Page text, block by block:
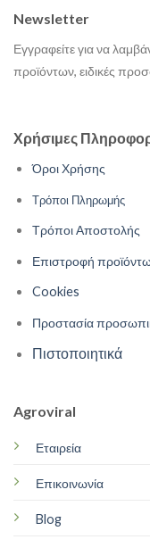
Χρήσιμες
Όροι Χρήσης
Τρόποι Πληρωμής
Τρόποι Αποστολής
Επιστροφή
Cookies
Προστασία
Πιστοποιητικά
Agroviral
Εταιρεία
Επικοινωνία
Blog
Newsletter
Εγγραφείτε για να
προϊόντων, ειδικές